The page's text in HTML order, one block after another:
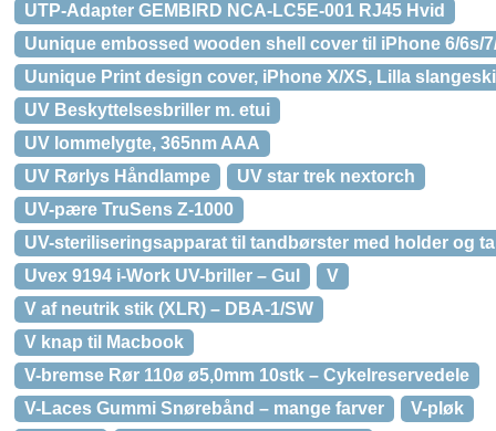
UTP-Adapter GEMBIRD NCA-LC5E-001 RJ45 Hvid
Uunique embossed wooden shell cover til iPhone 6/6s/
Uunique Print design cover, iPhone X/XS, Lilla
UV Beskyttelsesbriller m. etui
UV lommelygte, 365nm AAA
UV Rørlys Håndlampe
UV star trek nextorch
UV-pære TruSens Z-1000
UV-steriliseringsapparat til tandbørster med holder og
Uvex 9194 i-Work UV-briller – Gul
V
V af neutrik stik (XLR) – DBA-1/SW
V knap til Macbook
V-bremse Rør 110ø ø5,0mm 10stk – Cykelreservedele
V-Laces Gummi Snørebånd – mange farver
V-pløk